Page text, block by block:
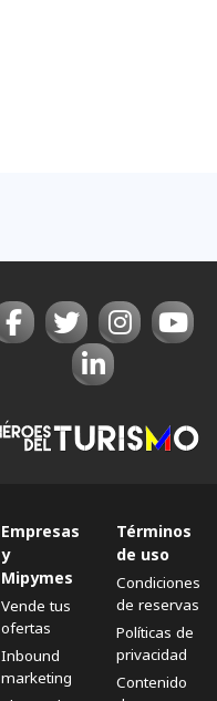
Empresas
y
Mipymes
Vende tus
ofertas
Inbound
marketing
Términos
de uso
Condiciones
de reservas
Políticas de
privacidad
Contenido